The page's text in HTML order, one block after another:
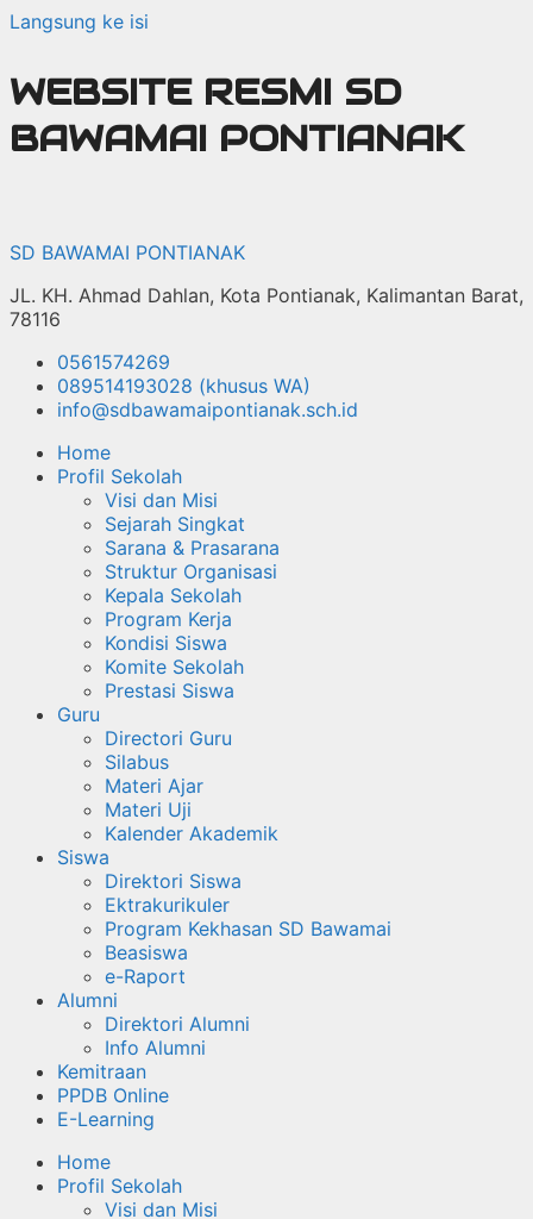
Langsung ke isi
WEBSITE RESMI SD
BAWAMAI PONTIANAK
SD BAWAMAI PONTIANAK
JL. KH. Ahmad Dahlan, Kota Pontianak, Kalimantan Barat,
78116
0561574269
089514193028 (khusus WA)
info@sdbawamaipontianak.sch.id
Home
Profil Sekolah
Visi dan Misi
Sejarah Singkat
Sarana & Prasarana
Struktur Organisasi
Kepala Sekolah
Program Kerja
Kondisi Siswa
Komite Sekolah
Prestasi Siswa
Guru
Directori Guru
Silabus
Materi Ajar
Materi Uji
Kalender Akademik
Siswa
Direktori Siswa
Ektrakurikuler
Program Kekhasan SD Bawamai
Beasiswa
e-Raport
Alumni
Direktori Alumni
Info Alumni
Kemitraan
PPDB Online
E-Learning
Home
Profil Sekolah
Visi dan Misi